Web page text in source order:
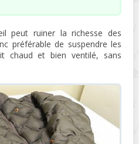
peut ruiner la richesse des
préférable de suspendre les
chaud et bien ventilé, sans